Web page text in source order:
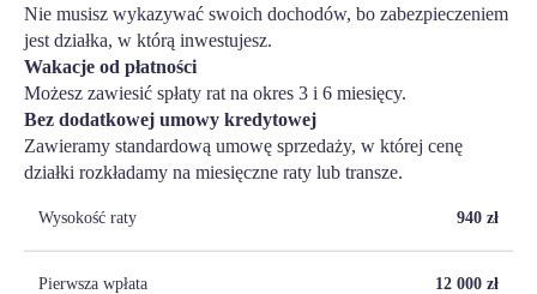
Nie musisz wykazywać swoich dochodów, bo zabezpieczeniem
jest działka, w którą inwestujesz.
Wakacje od płatności
Możesz zawiesić spłaty rat na okres 3 i 6 miesięcy.
Bez dodatkowej umowy kredytowej
Zawieramy standardową umowę sprzedaży, w której cenę
działki rozkładamy na miesięczne raty lub transze.
Wysokość raty 940 zł
Pierwsza wpłata 12 000 zł